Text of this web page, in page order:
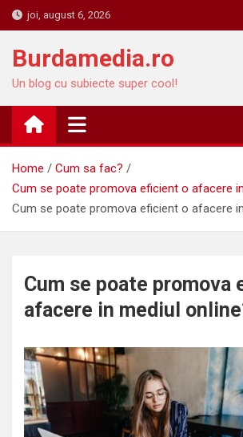
Skip
to
content
joi, august 6, 2026
Burdamedia.ro
Un blog cu subiecte super cool!
Home
Cum sa fac?
Cum se poate promova eficient o afacere
Cum se poate promova eficient o afacere
Cum se poate promova
afacere in mediul